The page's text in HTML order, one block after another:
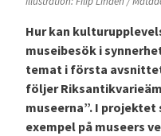
Hur kan
museibesök i
temat i första
följer
museerna”. I
exempel på museers